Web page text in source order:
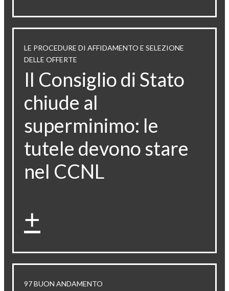
LE PROCEDURE DI AFFIDAMENTO E SELEZIONE
DELLE OFFERTE
Il Consiglio di Stato
chiude al
superminimo: le
tutele devono stare
nel CCNL
+
97 BUON ANDAMENTO